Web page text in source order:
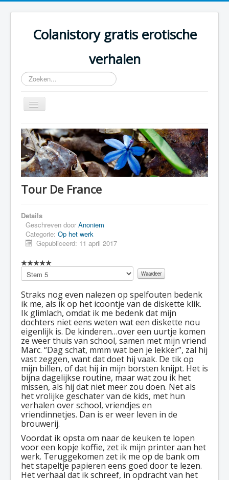
Colanistory gratis erotische
verhalen
Zoeken...
Schakelen
navigatie
Colanistory.eu - Erotische verhalen - Home
Tour De France
Details
Geschreven door Anoniem
Categorie: Op het werk
Gepubliceerd: 11 april 2017
Voeg
waardering
toe
Straks nog even nalezen op spelfouten bedenk
ik me, als ik op het icoontje van de diskette klik.
Ik glimlach, omdat ik me bedenk dat mijn
dochters niet eens weten wat een diskette nou
eigenlijk is. De kinderen…over een uurtje komen
ze weer thuis van school, samen met mijn vriend
Marc. “Dag schat, mmm wat ben je lekker”, zal hij
vast zeggen, want dat doet hij vaak. De tik op
mijn billen, of dat hij in mijn borsten knijpt. Het is
bijna dagelijkse routine, maar wat zou ik het
missen, als hij dat niet meer zou doen. Net als
het vrolijke geschater van de kids, met hun
verhalen over school, vriendjes en
vriendinnetjes. Dan is er weer leven in de
brouwerij.
Voordat ik opsta om naar de keuken te lopen
voor een kopje koffie, zet ik mijn printer aan het
werk. Teruggekomen zet ik me op de bank om
het stapeltje papieren eens goed door te lezen.
Het verhaal dat ik schreef, in opdracht van het